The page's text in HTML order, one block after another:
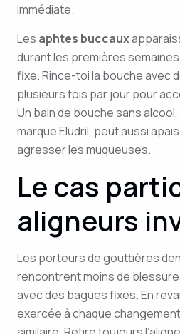
immédiate.
Les aphtes buccaux
durant les premières
fixe. Rince-toi la bouche avec
plusieurs fois par jour pour
Un bain de bouche sans
marque Eludril, peut aussi
agresser les muqueuses.
Le cas
aligneurs
Les porteurs de gouttières
rencontrent moins de
avec des bagues fixes. En
exercée à chaque